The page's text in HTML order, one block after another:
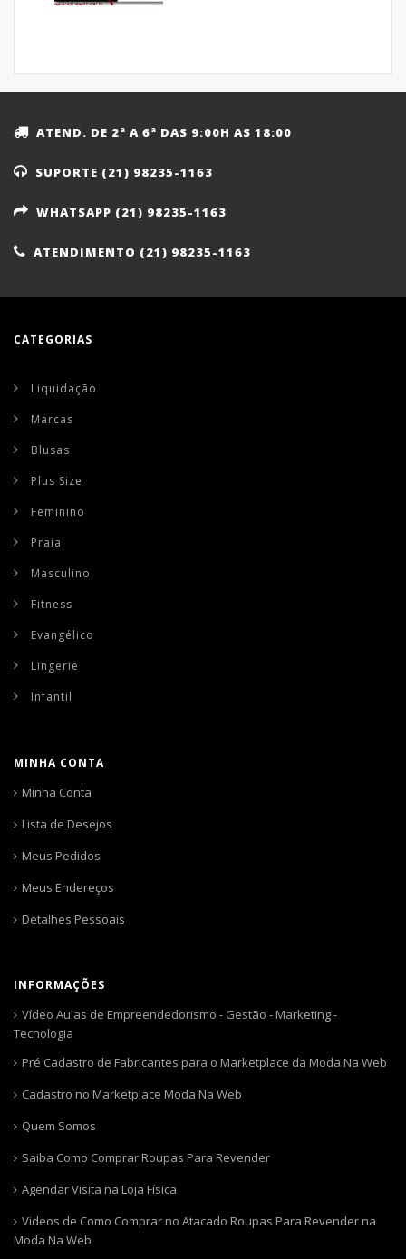
ATEND. DE 2ª A 6ª DAS 9:00H AS 18:00
SUPORTE (21) 98235-1163
WHATSAPP (21) 98235-1163
ATENDIMENTO (21) 98235-1163
CATEGORIAS
Liquidação
Marcas
Blusas
Plus Size
Feminino
Praia
Masculino
Fitness
Evangélico
Lingerie
Infantil
MINHA CONTA
Minha Conta
Lista de Desejos
Meus Pedidos
Meus Endereços
Detalhes Pessoais
INFORMAÇÕES
Vídeo Aulas de Empreendedorismo - Gestão - Marketing -
Tecnologia
Pré Cadastro de Fabricantes para o Marketplace da Moda Na Web
Cadastro no Marketplace Moda Na Web
Quem Somos
Saiba Como Comprar Roupas Para Revender
Agendar Visita na Loja Física
Videos de Como Comprar no Atacado Roupas Para Revender na
Moda Na Web